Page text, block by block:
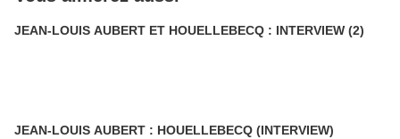
JEAN-LOUIS AUBERT ET HOUELLEBECQ : INTERVIEW (2)
JEAN-LOUIS AUBERT : HOUELLEBECQ (INTERVIEW)